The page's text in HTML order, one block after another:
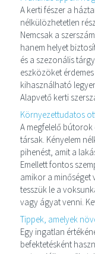
A kerti fészer a
nélkülözhetetlen
Nemcsak a
hanem helyet
és a szezonális
eszközöket
kihasználható
Alapvető kerti
Környezettudatos
A megfelelő
társak. Kényelem
pihenést, amit a
Emellett fontos
amikor a minőséget
tesszük le a
vagy ágyat venni.
Tippek, amelyek
Egy ingatlan
befektetésként